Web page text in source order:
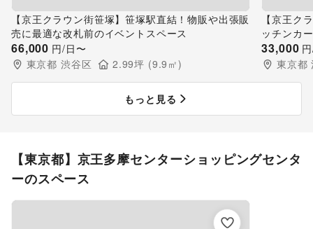
【京王クラウン街笹塚】笹塚駅直結！物販や出張販
売に最適な改札前のイベントスペース
66,000 円/日〜
東京都 渋谷区 2.99坪 (9.9 ㎡)
【京王ク
ッチンカ
33,000
東京都
もっと見る
【東京都】京王多摩センターショッピングセンタ
ーのスペース